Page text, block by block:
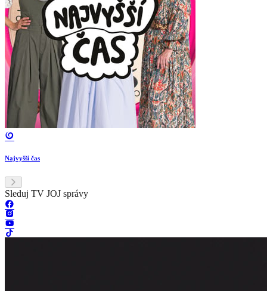
Najvyšší čas
Sleduj TV JOJ správy